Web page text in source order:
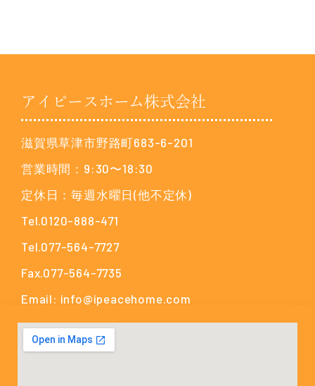
アイピースホーム株式会社
滋賀県草津市野路町683-6-201
営業時間：9:30〜18:30
定休日：毎週水曜日(他不定休)
Tel.0120-888-471
Tel.077-564-7727
Fax.077-564-7735
Email: info@ipeacehome.com